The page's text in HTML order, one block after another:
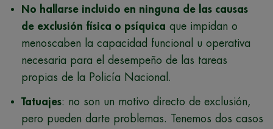
No hallarse incluido en ninguna de las causas
de exclusión física o psíquica que impidan o
menoscaben la capacidad funcional u operativa
necesaria para el desempeño de las tareas
propias de la Policía Nacional.
Tatuajes: no son un motivo directo de exclusión,
pero pueden darte problemas. Tenemos dos casos